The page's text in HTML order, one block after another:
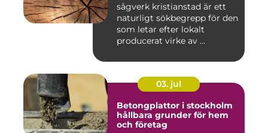
sågverk kristianstad är ett
naturligt sökbegrepp för den
som letar efter lokalt
producerat virke av ...
03. jul
Betongplattor i stockholm
hållbara grunder för hem
och företag